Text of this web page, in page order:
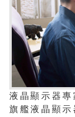
液晶顯示器
旗艦液晶顯